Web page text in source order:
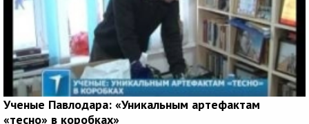
Ученые Павлодара: «Уникальным артефактам
«тесно» в коробках»